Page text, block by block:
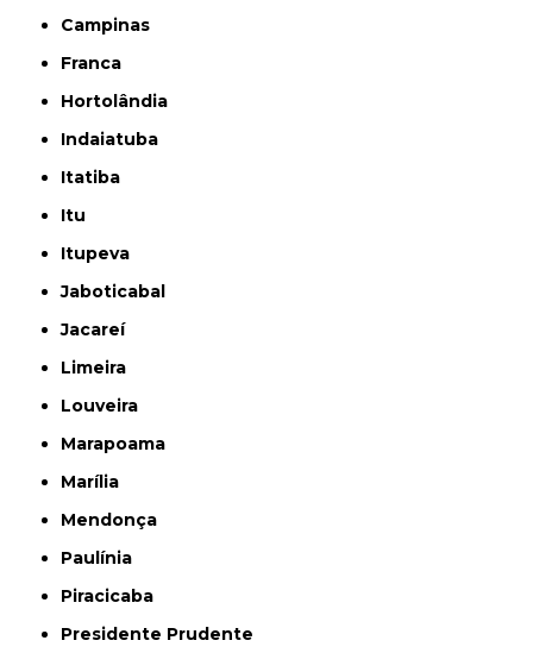
Campinas
Franca
Hortolândia
Indaiatuba
Itatiba
Itu
Itupeva
Jaboticabal
Jacareí
Limeira
Louveira
Marapoama
Marília
Mendonça
Paulínia
Piracicaba
Presidente Prudente